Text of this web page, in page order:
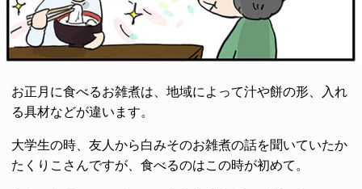
お正月に食べるお雑煮は、地域によって汁や餅の形、入れ
る具材などが違います。
大学生の時、友人から白みそのお雑煮の話を聞いていたか
たくりこさんですが、食べるのはこの時が初めて。